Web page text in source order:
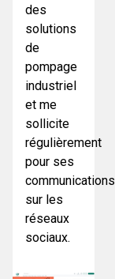
des
solutions
de
pompage
industriel
et me
sollicite
régulièrement
pour ses
communications
sur les
réseaux
sociaux.